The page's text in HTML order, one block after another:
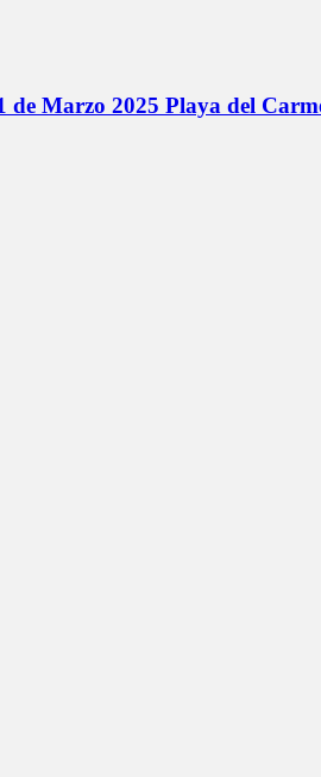
de Marzo 2025 Playa del